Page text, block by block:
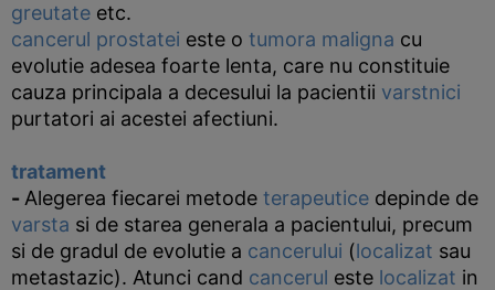
greutate etc.
cancerul prostatei este o tumora maligna cu
evolutie adesea foarte lenta, care nu constituie
cauza principala a decesului la pacientii varstnici
purtatori ai acestei afectiuni.
tratament
- Alegerea fiecarei metode terapeutice depinde de
varsta si de starea generala a pacientului, precum
si de gradul de evolutie a cancerului (localizat sau
metastazic). Atunci cand cancerul este localizat in